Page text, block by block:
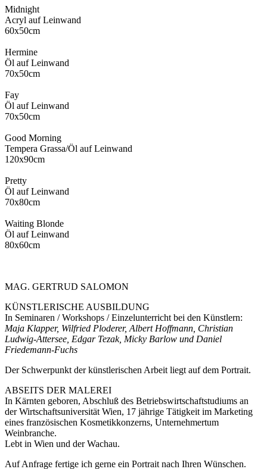
Midnight
Acryl auf Leinwand
60x50cm
Hermine
Öl auf Leinwand
70x50cm
Fay
Öl auf Leinwand
70x50cm
Good Morning
Tempera Grassa/Öl auf Leinwand
120x90cm
Pretty
Öl auf Leinwand
70x80cm
Waiting Blonde
Öl auf Leinwand
80x60cm
MAG. GERTRUD SALOMON
KÜNSTLERISCHE AUSBILDUNG
In Seminaren / Workshops / Einzelunterricht bei den Künstlern:
Maja Klapper, Wilfried Ploderer, Albert Hoffmann, Christian
Ludwig-Attersee, Edgar Tezak, Micky Barlow und Daniel
Friedemann-Fuchs
Der Schwerpunkt der künstlerischen Arbeit liegt auf dem Portrait.
ABSEITS DER MALEREI
In Kärnten geboren, Abschluß des Betriebswirtschaftstudiums an
der Wirtschaftsuniversität Wien, 17 jährige Tätigkeit im Marketing
eines französischen Kosmetikkonzerns, Unternehmertum
Weinbranche.
Lebt in Wien und der Wachau.
Auf Anfrage fertige ich gerne ein Portrait nach Ihren Wünschen.